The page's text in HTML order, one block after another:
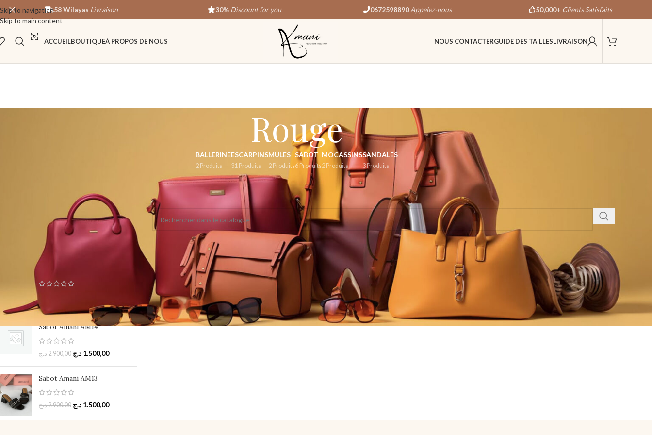
Skip to navigation
Skip to main content
58 Wilayas Livraison 30% Discount for you 0672598890 Appelez-nous 50,000+ Clients Satisfaits
ACCUEILBOUTIQUEÀ PROPOS DE NOUS NOUS CONTACTERGUIDE DES TAILLESLIVRAISON
Rouge
BALLERINE
2 Produits
ESCARPINS
31 Produits
MULES
2 Produits
SABOT
6 Produits
MOCASSINS
2 Produits
SANDALES
3 Produits
TOP RATED PRODUCTS
Sabot Amani AM14
2.900,00د.ج 1.500,00 د.ج
Sabot Amani AM13
2.900,00د.ج 1.500,00 د.ج
Accueil/Produit Couleur/Rouge
Aucun produit ne correspond à votre sélection.